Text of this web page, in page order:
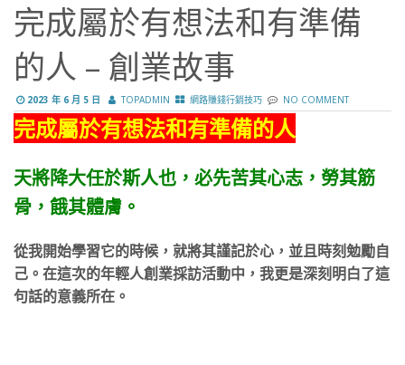
完成屬於有想法和有準備
的人 – 創業故事
2023 年 6 月 5 日 TOPADMIN 網路賺錢行銷技巧 NO COMMENT
完成屬於有想法和有準備的人
天將降大任於斯人也，必先苦其心志，勞其筋
骨，餓其體膚。
從我開始學習它的時候，就將其謹記於心，並且時刻勉勵自
己。在這次的年輕人創業採訪活動中，我更是深刻明白了這
句話的意義所在。